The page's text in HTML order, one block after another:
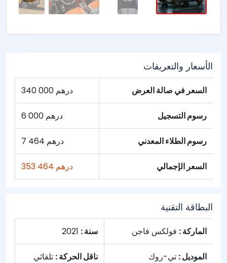
الأسعار والتعريفات
السعر في صالة العرض 340 000 درهم
رسوم التسجيل 6 000 درهم
رسوم الطلاء المعدني 7 464 درهم
السعر الإجمالي 353 464 درهم
البطاقة التقنية
الماركة : فولكس فاجن سنة :
الموديل : تي-روك ناقل الحركة : تلقائي